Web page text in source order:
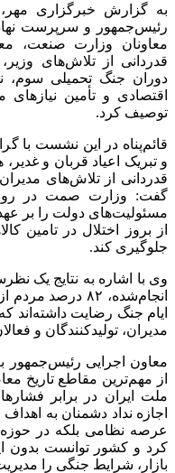
به گزارش خبرگزاری مهر،
رئیس‌جمهور و سرپرست
معاونان وزارت صنعت،
قدردانی از تلاش‌های
دوران جنگ تحمیلی
اقتصادی و تأمین
توصیف کرد.
قائم‌پناه در این نشست با
و تبریک اعیاد قربان و
قدردانی از تلاش‌های
گفت: وزارت صمت در
مسئولیت‌های دولت را بر
از بروز اختلال در تامین
جلوگیری کند.
وی با اشاره به نتایج یک
انجام‌شده، ۸۲
ایام جنگ رضایت
مدیران، تولیدکنندگان و
معاون اجرایی رئیس‌جمهور
از مهم‌ترین مقاطع تاریخ
ملت ایران در برابر
اجازه نداد دشمنان به
عرصه نظامی بلکه در حوزه
کرد و کشور توانست بدون
بازار، شرایط جنگی را